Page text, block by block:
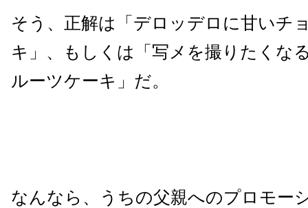
そう、正解は「デロッデロに甘いチ
キ」、もしくは「写メを撮りたくな
ルーツケーキ」だ。
なんなら、うちの父親へのプロモー